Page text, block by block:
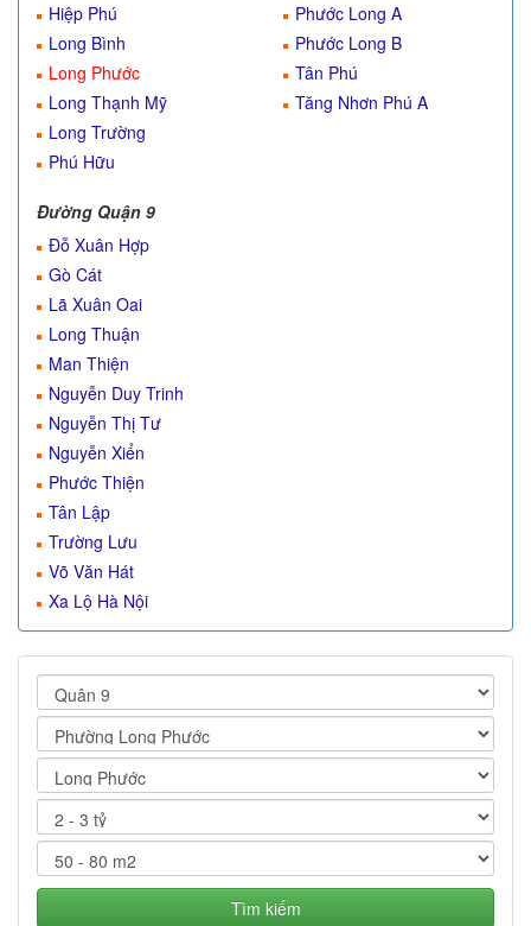
Hiệp Phú
Long Bình
Long Phước
Long Thạnh Mỹ
Long Trường
Phú Hữu
Phước Long A
Phước Long B
Tân Phú
Tăng Nhơn Phú A
Đường Quận 9
Đỗ Xuân Hợp
Gò Cát
Lã Xuân Oai
Long Thuận
Man Thiện
Nguyễn Duy Trinh
Nguyễn Thị Tư
Nguyễn Xiển
Phước Thiện
Tân Lập
Trường Lưu
Võ Văn Hát
Xa Lộ Hà Nội
Tìm kiếm